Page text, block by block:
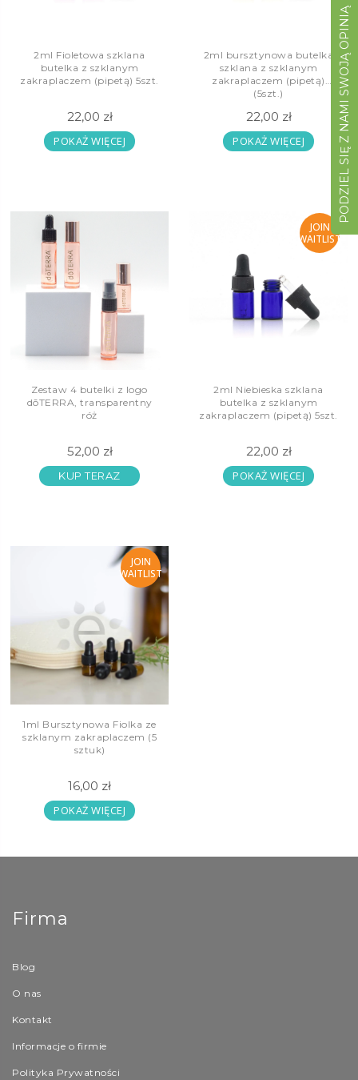
2ml Fioletowa szklana
butelka z szklanym
zakraplaczem (pipetą) 5szt.
22,00 zł
POKAŻ WIĘCEJ
2ml bursztynowa butelka
szklana z szklanym
zakraplaczem (pipetą)
(5szt.)
22,00 zł
POKAŻ WIĘCEJ
Zestaw 4 butelki z logo
dōTERRA, transparentny
róż
52,00 zł
KUP TERAZ
JOIN
WAITLIST
2ml Niebieska szklana
butelka z szklanym
zakraplaczem (pipetą) 5szt.
22,00 zł
POKAŻ WIĘCEJ
JOIN
WAITLIST
1ml Bursztynowa Fiolka ze
szklanym zakraplaczem (5
sztuk)
16,00 zł
POKAŻ WIĘCEJ
PODZIEL SIĘ Z NAMI SWOJĄ OPINIĄ
Firma
Blog
O nas
Kontakt
Informacje o firmie
Polityka Prywatności